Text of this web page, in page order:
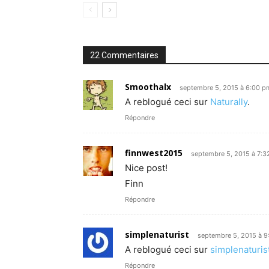
22 Commentaires
Smoothalx septembre 5, 2015 à 6:00
A reblogué ceci sur Naturally.
Répondre
finnwest2015 septembre 5, 2015 à
Nice post!
Finn
Répondre
simplenaturist septembre 5, 2015 à
A reblogué ceci sur
Répondre